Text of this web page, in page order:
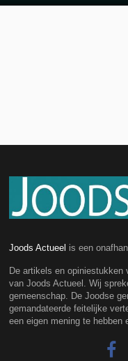
Joods Actueel is een
De artikels en opiniestukken
van Joods Actueel. Wij
gemeenschap. De Joodse
gemandateerde feitelijke
een eigen mening te hebben